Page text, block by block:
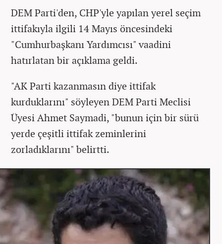
DEM Parti'den, CHP'yle yapılan yerel seçim
ittifakıyla ilgili 14 Mayıs öncesindeki
"Cumhurbaşkanı Yardımcısı" vaadini
hatırlatan bir açıklama geldi.
"AK Parti kazanmasın diye ittifak
kurduklarını" söyleyen DEM Parti Meclisi
Üyesi Ahmet Saymadi, "bunun için bir sürü
yerde çeşitli ittifak zeminlerini
zorladıklarını" belirtti.